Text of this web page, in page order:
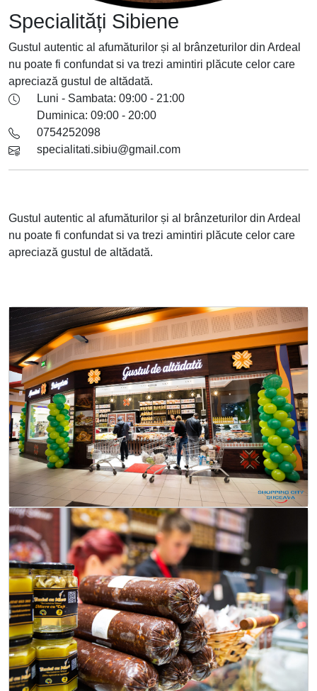
Specialități Sibiene
Gustul autentic al afumăturilor și al brânzeturilor din Ardeal
nu poate fi confundat si va trezi amintiri plăcute celor care
apreciază gustul de altădată.
Luni - Sambata: 09:00 - 21:00
Duminica: 09:00 - 20:00
0754252098
specialitati.sibiu@gmail.com
Gustul autentic al afumăturilor și al brânzeturilor din Ardeal
nu poate fi confundat si va trezi amintiri plăcute celor care
apreciază gustul de altădată.